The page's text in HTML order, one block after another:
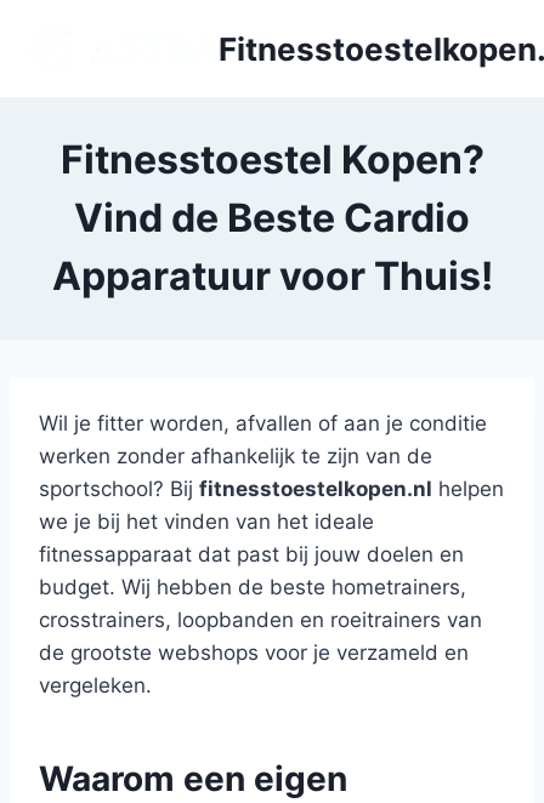
Fitnesstoestel Kopen?
Vind de Beste Cardio
Apparatuur voor Thuis!
Wil je fitter worden, afvallen of aan je conditie
werken zonder afhankelijk te zijn van de
sportschool? Bij fitnesstoestelkopen.nl helpen
we je bij het vinden van het ideale
fitnessapparaat dat past bij jouw doelen en
budget. Wij hebben de beste hometrainers,
crosstrainers, loopbanden en roeitrainers van
de grootste webshops voor je verzameld en
vergeleken.
Waarom een eigen